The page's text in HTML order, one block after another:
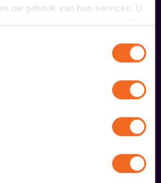
uw gebruik van hun services. U